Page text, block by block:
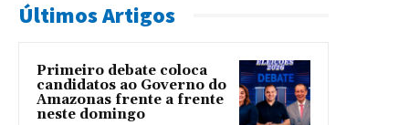
Últimos Artigos
Primeiro debate coloca
candidatos ao Governo do
Amazonas frente a frente
neste domingo